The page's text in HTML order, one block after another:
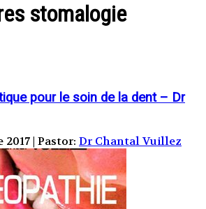
stomalogie
pour le soin de la dent – Dr
| Pastor: Dr Chantal Vuillez